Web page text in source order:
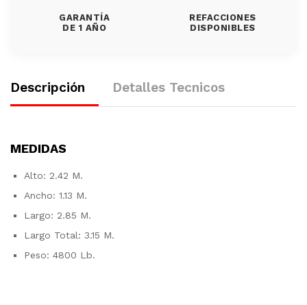
GARANTÍA
DE 1 AÑO
REFACCIONES
DISPONIBLES
Descripción Detalles Tecnicos
MEDIDAS
Alto: 2.42 M.
Ancho: 1.13 M.
Largo: 2.85 M.
Largo Total: 3.15 M.
Peso: 4800 Lb.